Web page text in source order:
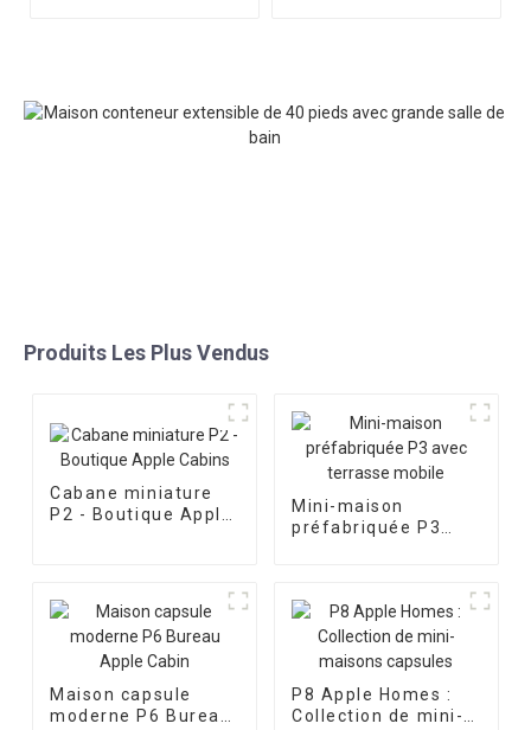
Produits Les Plus Vendus
Cabane miniature
P2 - Boutique Apple
Mini-maison
préfabriquée P3
Maison capsule
moderne P6 Bureau
P8 Apple Homes :
Collection de mini-